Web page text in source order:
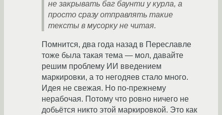
не закрывать баг баунти у курла, а
просто сразу отправлять такие
тексты в мусорку не читая.
Помнится, два года назад в Переславле
тоже была такая тема — мол, давайте
решим проблему ИИ введением
маркировки, а то негодяев стало много.
Идея не свежая. Но по-прежнему
нерабочая. Потому что ровно ничего не
добьётся никто этой маркировкой. Это как